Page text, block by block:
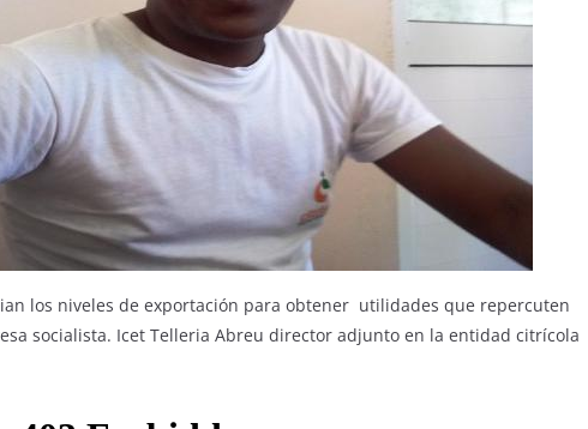
los niveles de exportación para obtener utilidades que repercuten
socialista. Icet Telleria Abreu director adjunto en la entidad citrícola